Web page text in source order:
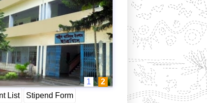
1
2
List Stipend Form